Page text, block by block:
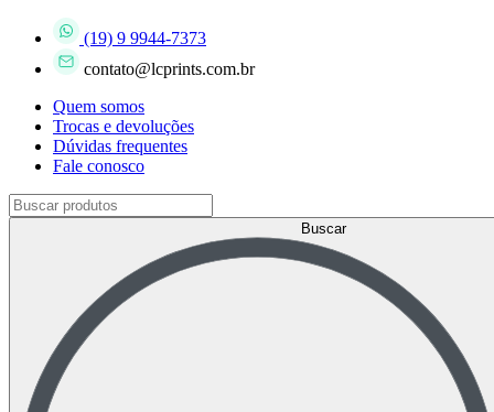
(19) 9 9944-7373
contato@lcprints.com.br
Quem somos
Trocas e devoluções
Dúvidas frequentes
Fale conosco
Buscar